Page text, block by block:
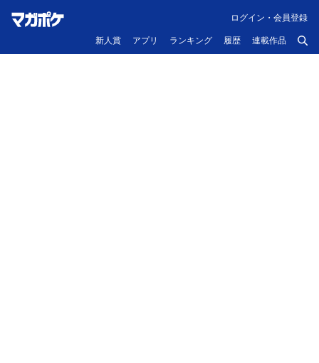
新人賞 アプリ ランキング 履歴 連載作品
ログイン・会員登録